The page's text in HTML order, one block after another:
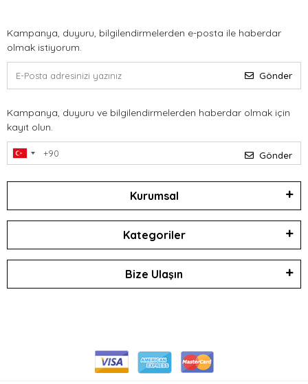
Kampanya, duyuru, bilgilendirmelerden e-posta ile haberdar
olmak istiyorum.
Gönder
Kampanya, duyuru ve bilgilendirmelerden haberdar olmak için
kayıt olun.
Gönder
Kurumsal
Kategoriler
Bize Ulaşın